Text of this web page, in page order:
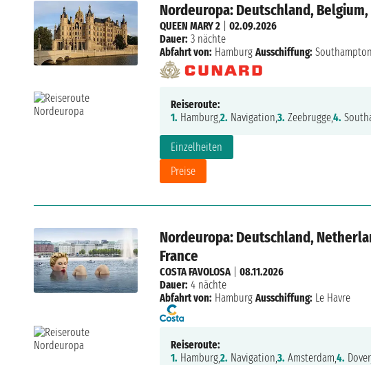
Nordeuropa: Deutschland,
Einzelheiten
Preise
QUEEN MARY 2 |02.09.2026
Dauer: 3 nächte
Abfahrt von: Hamburg Ausschiffung: Southampton
Reiseroute:
1. Hamburg,2. Navigation,3. Zeebrugge,4.
Nordeuropa: Deutschland,
France
COSTA FAVOLOSA |08.11.2026
Dauer: 4 nächte
Abfahrt von: Hamburg Ausschiffung: Le Havre
Reiseroute:
1. Hamburg,2. Navigation,3. Amsterdam,4.